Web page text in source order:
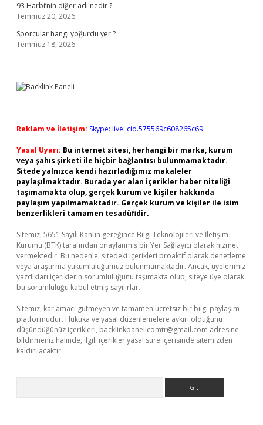
93 Harbi’nin diğer adı nedir ?
Temmuz 20, 2026
Sporcular hangi yoğurdu yer ?
Temmuz 18, 2026
Reklam ve İletişim: Skype: live:.cid.575569c608265c69
Yasal Uyarı: Bu internet sitesi, herhangi bir marka, kurum
veya şahıs şirketi ile hiçbir bağlantısı bulunmamaktadır.
Sitede yalnızca kendi hazırladığımız makaleler
paylaşılmaktadır. Burada yer alan içerikler haber niteliği
taşımamakta olup, gerçek kurum ve kişiler hakkında
paylaşım yapılmamaktadır. Gerçek kurum ve kişiler ile isim
benzerlikleri tamamen tesadüfidir.
Sitemiz, 5651 Sayılı Kanun gereğince Bilgi Teknolojileri ve İletişim
Kurumu (BTK) tarafından onaylanmış bir Yer Sağlayıcı olarak hizmet
vermektedir. Bu nedenle, sitedeki içerikleri proaktif olarak denetleme
veya araştırma yükümlülüğümüz bulunmamaktadır. Ancak, üyelerimiz
yazdıkları içeriklerin sorumluluğunu taşımakta olup, siteye üye olarak
bu sorumluluğu kabul etmiş sayılırlar.
Sitemiz, kar amacı gütmeyen ve tamamen ücretsiz bir bilgi paylaşım
platformudur. Hukuka ve yasal düzenlemelere aykırı olduğunu
düşündüğünüz içerikleri, backlinkpanelicomtr@gmail.com adresine
bildirmeniz halinde, ilgili içerikler yasal süre içerisinde sitemizden
kaldırılacaktır.